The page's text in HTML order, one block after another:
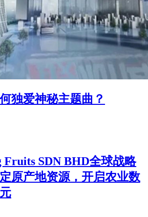
独爱神秘主题曲？
Fruits SDN BHD全球战略
原产地资源，开启农业数